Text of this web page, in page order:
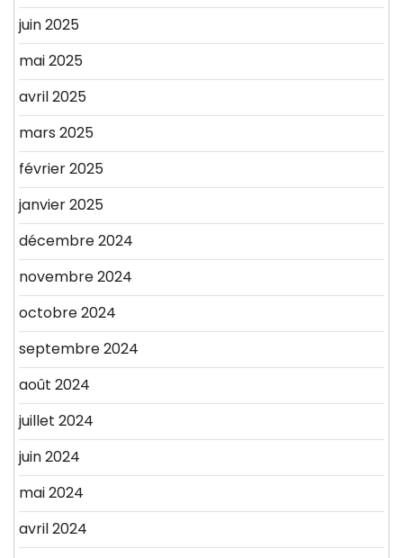
juin 2025
mai 2025
avril 2025
mars 2025
février 2025
janvier 2025
décembre 2024
novembre 2024
octobre 2024
septembre 2024
août 2024
juillet 2024
juin 2024
mai 2024
avril 2024